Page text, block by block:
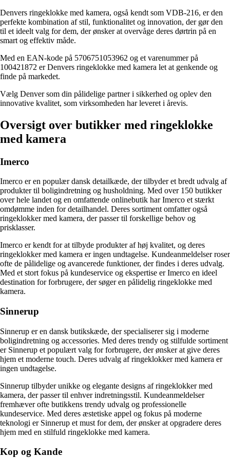
Denvers ringeklokke med kamera, også kendt som VDB-216, er den
perfekte kombination af stil, funktionalitet og innovation, der gør den
til et ideelt valg for dem, der ønsker at overvåge deres dørtrin på en
smart og effektiv måde.
Med en EAN-kode på 5706751053962 og et varenummer på
100421872 er Denvers ringeklokke med kamera let at genkende og
finde på markedet.
Vælg Denver som din pålidelige partner i sikkerhed og oplev den
innovative kvalitet, som virksomheden har leveret i årevis.
Oversigt over butikker med ringeklokke
med kamera
Imerco
Imerco er en populær dansk detailkæde, der tilbyder et bredt udvalg af
produkter til boligindretning og husholdning. Med over 150 butikker
over hele landet og en omfattende onlinebutik har Imerco et stærkt
omdømme inden for detailhandel. Deres sortiment omfatter også
ringeklokker med kamera, der passer til forskellige behov og
prisklasser.
Imerco er kendt for at tilbyde produkter af høj kvalitet, og deres
ringeklokker med kamera er ingen undtagelse. Kundeanmeldelser roser
ofte de pålidelige og avancerede funktioner, der findes i deres udvalg.
Med et stort fokus på kundeservice og ekspertise er Imerco en ideel
destination for forbrugere, der søger en pålidelig ringeklokke med
kamera.
Sinnerup
Sinnerup er en dansk butikskæde, der specialiserer sig i moderne
boligindretning og accessories. Med deres trendy og stilfulde sortiment
er Sinnerup et populært valg for forbrugere, der ønsker at give deres
hjem et moderne touch. Deres udvalg af ringeklokker med kamera er
ingen undtagelse.
Sinnerup tilbyder unikke og elegante designs af ringeklokker med
kamera, der passer til enhver indretningsstil. Kundeanmeldelser
fremhæver ofte butikkens trendy udvalg og professionelle
kundeservice. Med deres æstetiske appel og fokus på moderne
teknologi er Sinnerup et must for dem, der ønsker at opgradere deres
hjem med en stilfuld ringeklokke med kamera.
Kop og Kande